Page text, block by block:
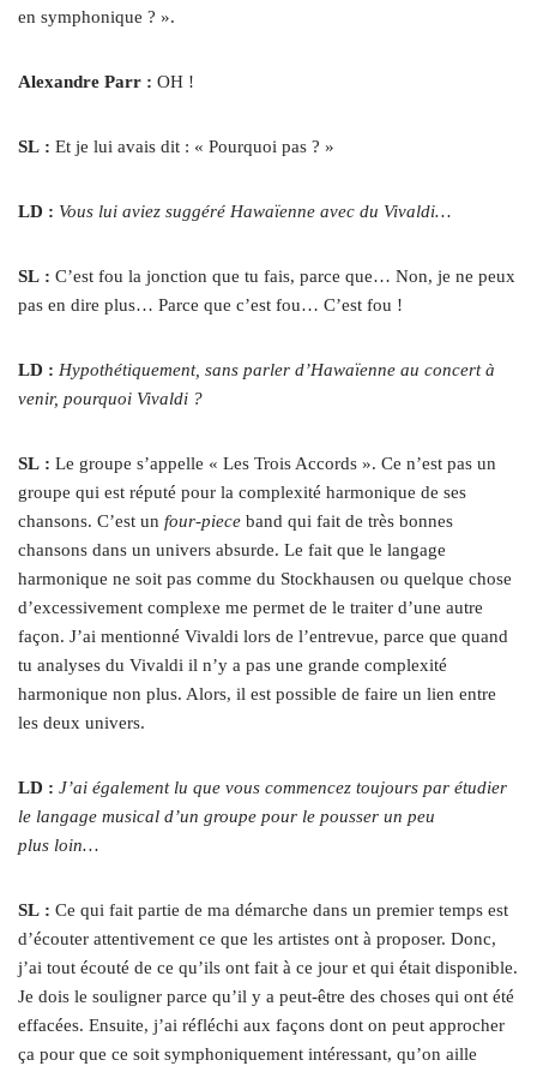
en symphonique ? ».
Alexandre Parr : OH !
SL : Et je lui avais dit : « Pourquoi pas ? »
LD : Vous lui aviez suggéré Hawaïenne avec du Vivaldi…
SL : C’est fou la jonction que tu fais, parce que… Non, je ne peux
pas en dire plus… Parce que c’est fou… C’est fou !
LD : Hypothétiquement, sans parler d’Hawaïenne au concert à
venir, pourquoi Vivaldi ?
SL : Le groupe s’appelle « Les Trois Accords ». Ce n’est pas un
groupe qui est réputé pour la complexité harmonique de ses
chansons. C’est un four-piece band qui fait de très bonnes
chansons dans un univers absurde. Le fait que le langage
harmonique ne soit pas comme du Stockhausen ou quelque chose
d’excessivement complexe me permet de le traiter d’une autre
façon. J’ai mentionné Vivaldi lors de l’entrevue, parce que quand
tu analyses du Vivaldi il n’y a pas une grande complexité
harmonique non plus. Alors, il est possible de faire un lien entre
les deux univers.
LD : J’ai également lu que vous commencez toujours par étudier
le langage musical d’un groupe pour le pousser un peu
plus loin…
SL : Ce qui fait partie de ma démarche dans un premier temps est
d’écouter attentivement ce que les artistes ont à proposer. Donc,
j’ai tout écouté de ce qu’ils ont fait à ce jour et qui était disponible.
Je dois le souligner parce qu’il y a peut-être des choses qui ont été
effacées. Ensuite, j’ai réfléchi aux façons dont on peut approcher
ça pour que ce soit symphoniquement intéressant, qu’on aille